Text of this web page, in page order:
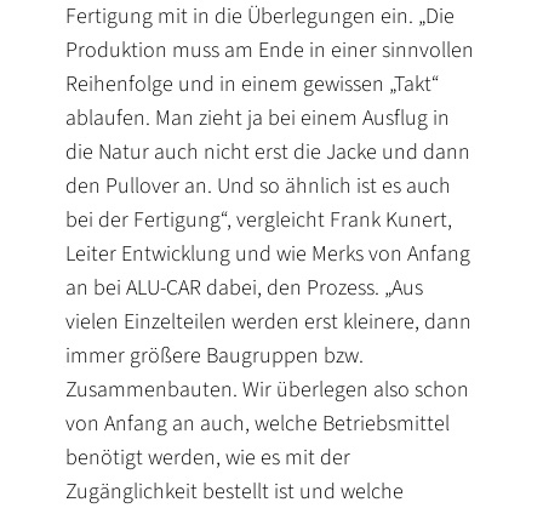
Fertigung mit in die Überlegungen ein. „Die
Produktion muss am Ende in einer sinnvollen
Reihenfolge und in einem gewissen „Takt“
ablaufen. Man zieht ja bei einem Ausflug in
die Natur auch nicht erst die Jacke und dann
den Pullover an. Und so ähnlich ist es auch
bei der Fertigung“, vergleicht Frank Kunert,
Leiter Entwicklung und wie Merks von Anfang
an bei ALU-CAR dabei, den Prozess. „Aus
vielen Einzelteilen werden erst kleinere, dann
immer größere Baugruppen bzw.
Zusammenbauten. Wir überlegen also schon
von Anfang an auch, welche Betriebsmittel
benötigt werden, wie es mit der
Zugänglichkeit bestellt ist und welche